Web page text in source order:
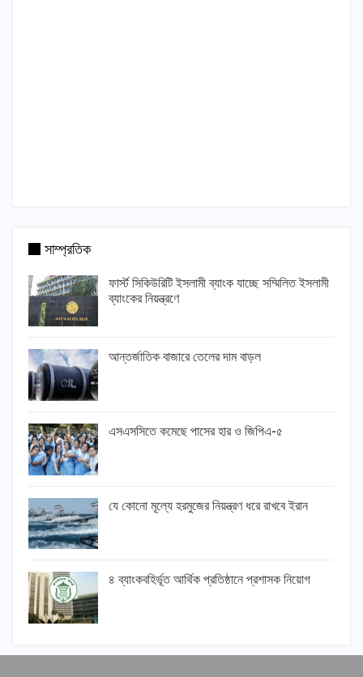
সাম্প্রতিক
ফার্স্ট সিকিউরিটি ইসলামী ব্যাংক যাচ্ছে সম্মিলিত ইসলামী
ব্যাংকের নিয়ন্ত্রণে
আন্তর্জাতিক বাজারে তেলের দাম বাড়ল
এসএসসিতে কমেছে পাসের হার ও জিপিএ-৫
যে কোনো মূল্যে হরমুজের নিয়ন্ত্রণ ধরে রাখবে ইরান
৪ ব্যাংকবহির্ভূত আর্থিক প্রতিষ্ঠানে প্রশাসক নিয়োগ